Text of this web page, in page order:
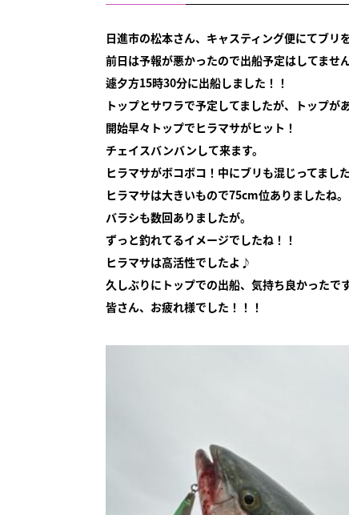
日進市の松本さん、キャスティング便にてブリ
前日は予報が悪かったので出船予定はしてませ
遽夕方15時30分に出船しました！！
トップとサワラで予定してましたが、トップが
開始早々トップでヒラマサがヒット！
チェイスバンバンして来ます。
ヒラマサがボコボコ！中にブリも混じってました
ヒラマサは大きいもので75cm位ありましたね。
バラシも数回ありましたが。
ずっと釣れてるイメージでしたね！！
ヒラマサは高活性でしたよ♪
久しぶりにトップでの出船、気持ち良かったです
皆さん、お疲れ様でした！！！